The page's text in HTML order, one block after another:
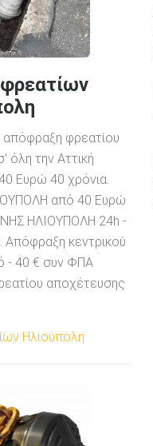
απόφραξη φρεατίου
όλη την Αττική
Ευρώ 40 χρόνια.
από 40 Ευρώ
ΗΛΙΟΥΠΟΛΗ 24h -
κεντρικού
- 40 € συν ΦΠΑ
αποχέτευσης
Ηλιούπολη